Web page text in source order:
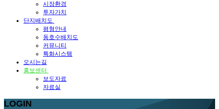
시장환경
투자가치
단지배치도
평형안내
동호수배치도
커뮤니티
특화시스템
오시는길
홍보센터
보도자료
자료실
LOGIN